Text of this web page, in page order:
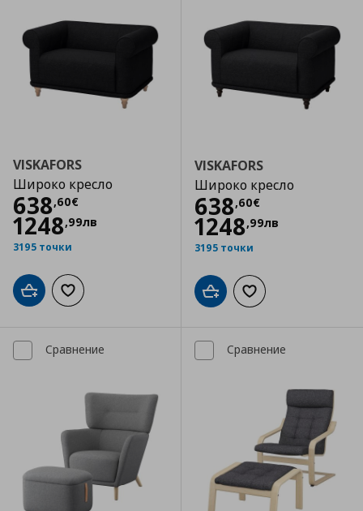
VISKAFORS
Широко кресло
638,60€
Цена638,60 €
1248,99лв
3195 точки
Добави в кошницата
Добави към списъка с любими
VISKAFORS
Широко кресло
638,60€
Цена638,60 €
1248,99лв
3195 точки
Добави в кошницата
Добави към
Сравнение Сравнение